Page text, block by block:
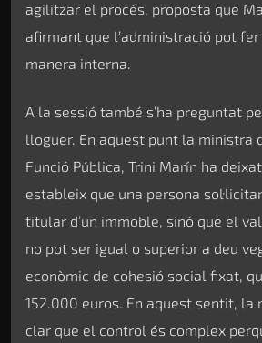
agilitzar el procés, proposta que
afirmant que l’administració pot
manera interna.
A la sessió també s’ha preguntat
lloguer. En aquest punt la ministra
Funció Pública, Trini Marín ha
estableix que una persona
titular d’un immoble, sinó que el
no pot ser igual o superior a deu
econòmic de cohesió social fixat,
152.000 euros. En aquest sentit, la
clar que el control és complex